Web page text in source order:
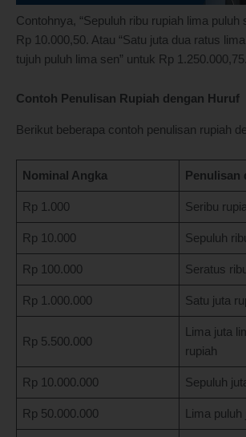
Contohnya, “Sepuluh ribu rupiah lima puluh
Rp 10.000,50. Atau “Satu juta dua ratus
tujuh puluh lima sen” untuk Rp 1.250.000,75.
Contoh Penulisan Rupiah dengan Huruf
Berikut beberapa contoh penulisan rupiah
Nominal Angka Penulisan
Rp 1.000 Seribu
Rp 10.000 Sepuluh
Rp 100.000 Seratus
Rp 1.000.000 Satu juta
Rp 5.500.000
Lima juta
rupiah
Rp 10.000.000 Sepuluh
Rp 50.000.000 Lima puluh